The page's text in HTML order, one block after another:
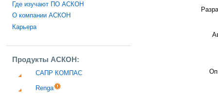
Где изучают ПО АСКОН
О компании АСКОН
Карьера
Продукты АСКОН:
САПР КОМПАС
Renga